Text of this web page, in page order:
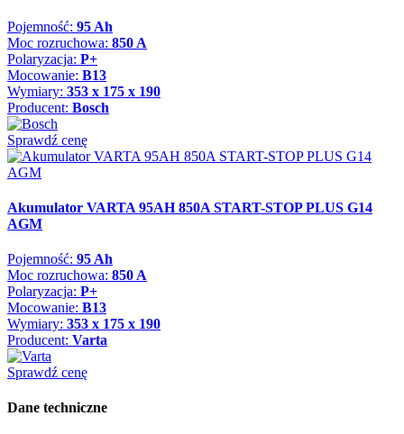
Pojemność: 95 Ah
Moc rozruchowa: 850 A
Polaryzacja: P+
Mocowanie: B13
Wymiary: 353 x 175 x 190
Producent: Bosch
Sprawdź cenę
Akumulator VARTA 95AH 850A START-STOP PLUS G14
AGM
Pojemność: 95 Ah
Moc rozruchowa: 850 A
Polaryzacja: P+
Mocowanie: B13
Wymiary: 353 x 175 x 190
Producent: Varta
Sprawdź cenę
Dane techniczne